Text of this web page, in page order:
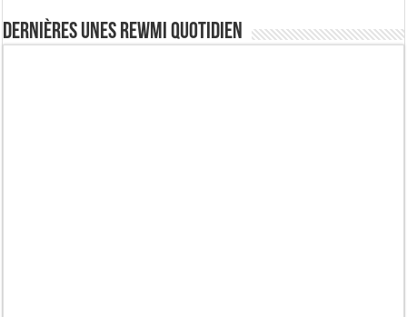
Dernières Unes Rewmi Quotidien